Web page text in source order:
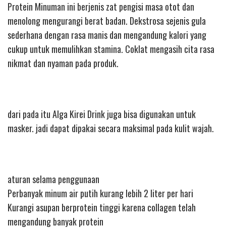
Protein Minuman ini berjenis zat pengisi masa otot dan
menolong mengurangi berat badan. Dekstrosa sejenis gula
sederhana dengan rasa manis dan mengandung kalori yang
cukup untuk memulihkan stamina. Coklat mengasih cita rasa
nikmat dan nyaman pada produk.
dari pada itu Alga Kirei Drink juga bisa digunakan untuk
masker. jadi dapat dipakai secara maksimal pada kulit wajah.
aturan selama penggunaan
Perbanyak minum air putih kurang lebih 2 liter per hari
Kurangi asupan berprotein tinggi karena collagen telah
mengandung banyak protein